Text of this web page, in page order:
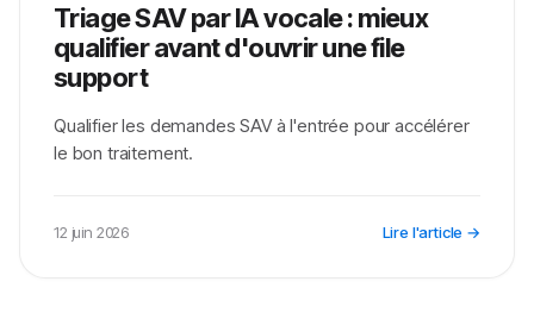
Triage SAV par IA vocale : mieux
qualifier avant d'ouvrir une file
support
Qualifier les demandes SAV à l'entrée pour accélérer
le bon traitement.
12 juin 2026 Lire l'article →